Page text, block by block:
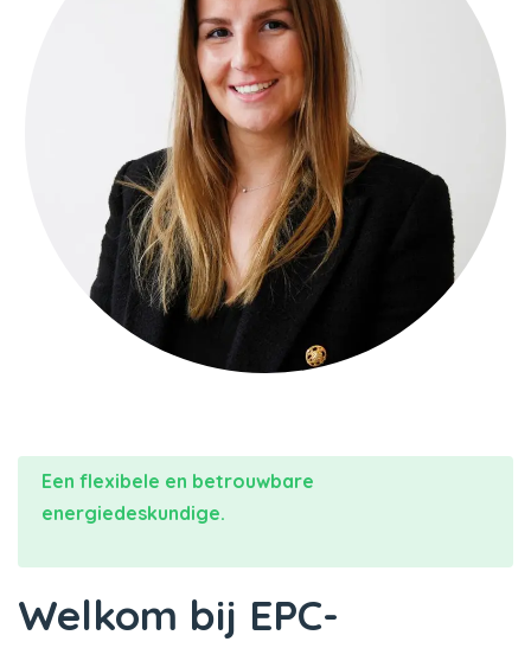
Een flexibele en betrouwbare
energiedeskundige.
Welkom bij EPC-